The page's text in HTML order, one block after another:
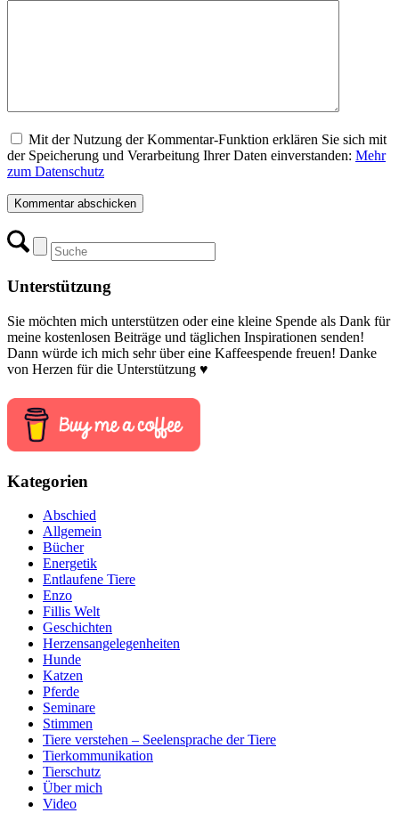
Mit der Nutzung der Kommentar-Funktion erklären Sie sich mit
der Speicherung und Verarbeitung Ihrer Daten einverstanden: Mehr
zum Datenschutz
Unterstützung
Sie möchten mich unterstützen oder eine kleine Spende als Dank für
meine kostenlosen Beiträge und täglichen Inspirationen senden!
Dann würde ich mich sehr über eine Kaffeespende freuen! Danke
von Herzen für die Unterstützung ♥
Kategorien
Abschied
Allgemein
Bücher
Energetik
Entlaufene Tiere
Enzo
Fillis Welt
Geschichten
Herzensangelegenheiten
Hunde
Katzen
Pferde
Seminare
Stimmen
Tiere verstehen – Seelensprache der Tiere
Tierkommunikation
Tierschutz
Über mich
Video